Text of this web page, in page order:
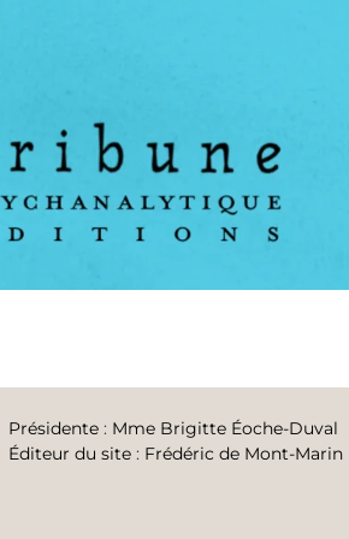
Présidente: Mme Brigitte Éoche-Duval
Éditeur du site: Frédéric de Mont-Marin